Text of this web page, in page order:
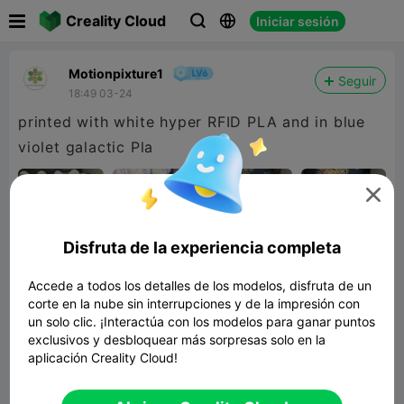
Creality Cloud   Iniciar sesión
Motionpixture1
18:49 03-24
Seguir
printed with white hyper RFID PLA and in blue
violet galactic Pla

Disfruta de la experiencia completa
Accede a todos los detalles de los modelos, disfruta de un
corte en la nube sin interrupciones y de la impresión con
un solo clic. ¡Interactúa con los modelos para ganar puntos
exclusivos y desbloquear más sorpresas solo en la
aplicación Creality Cloud!